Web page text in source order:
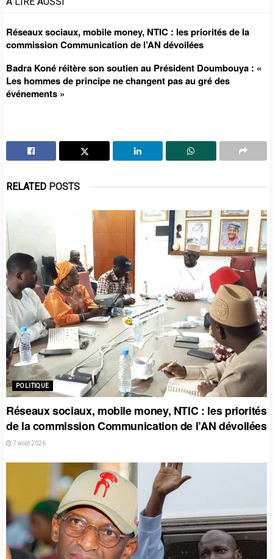
Réseaux sociaux, mobile money, NTIC : les priorités de la
commission Communication de l’AN dévoilées
Badra Koné réitère son soutien au Président Doumbouya : «
Les hommes de principe ne changent pas au gré des
événements »
RELATED POSTS
POLITIQUE
Réseaux sociaux, mobile money, NTIC : les priorités
de la commission Communication de l’AN dévoilées
7 août 2026